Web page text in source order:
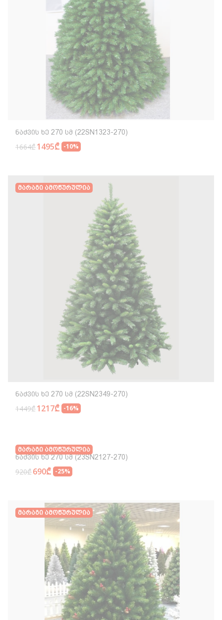
Ნაძვის Ხე 270 Სმ (22SN1323-270)
1664₾1495₾ -10%
Მარაგი Ამოწურულია
Ნაძვის Ხე 270 Სმ (22SN2349-270)
1449₾1217₾ -16%
Მარაგი Ამოწურულია
Ნაძვის Ხე 270 Სმ (23SN2127-270)
920₾690₾ -25%
Მარაგი Ამოწურულია